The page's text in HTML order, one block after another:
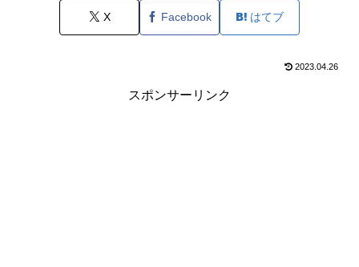
X Facebook はてブ
2023.04.26
スポンサーリンク